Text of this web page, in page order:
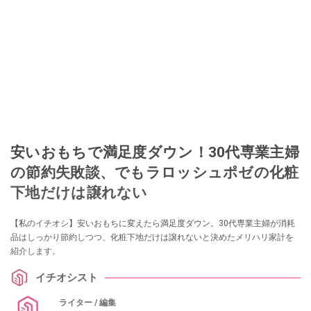
安いおもちで満足度ダウン！30代専業主婦
の節約失敗談、でもラロッシュポゼの化粧
下地だけは譲れない
【私のイチオシ】安いおもちに変えたら満足度ダウン。30代専業主婦が消耗
品はしっかり節約しつつ、化粧下地だけは譲れないと決めたメリハリ家計を
紹介します。
イチオシスト
ライター / 編集